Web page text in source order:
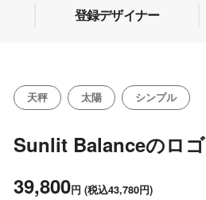
登録デザイナー
天秤 太陽 シンプル
Sunlit Balanceのロゴ
39,800円 (税込43,780円)